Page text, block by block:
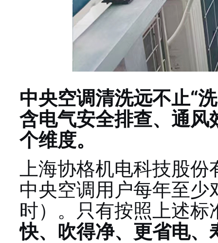
中央空调清洗远不止“
含电气安全排查、通风
个维度。
上海协格机电科技股
中央空调用户每年至
时）。只有按照上述
快、吹得净、更省电、